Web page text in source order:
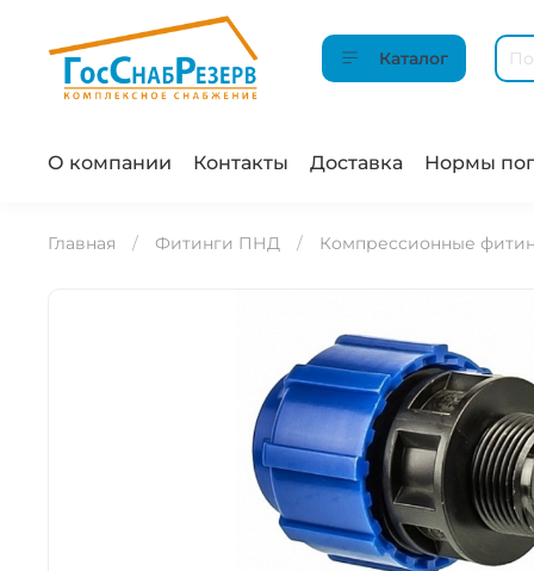
Каталог
О компании Контакты Доставка Нормы
Главная Фитинги ПНД Компрессионные